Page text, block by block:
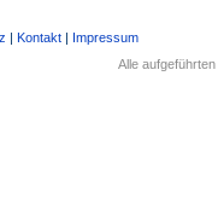
| Kontakt | Impressum
Alle